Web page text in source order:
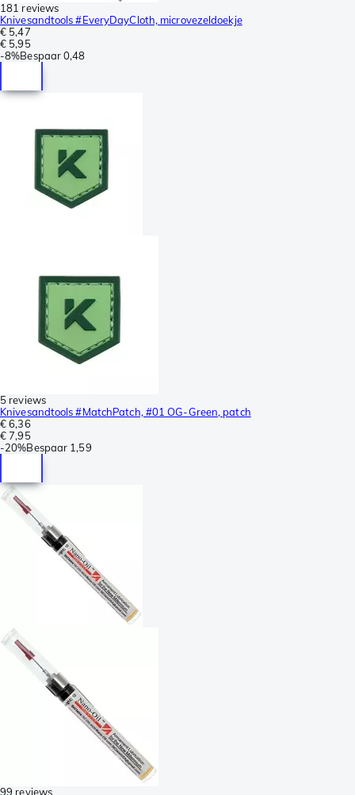
181 reviews
Knivesandtools #EveryDayCloth, microvezeldoekje
€ 5,47
€ 5,95
-8%Bespaar0,48
5 reviews
Knivesandtools #MatchPatch, #01 OG-Green, patch
€ 6,36
€ 7,95
-20%Bespaar 1,59
99 reviews